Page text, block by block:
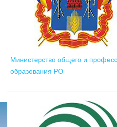
Министерство общего и
образования РО